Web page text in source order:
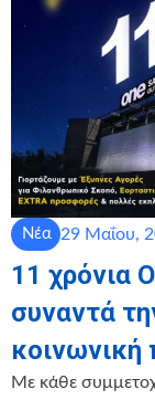
Νέα 29 Μαΐου,
11 χρόνια
συναντά
Με κάθε